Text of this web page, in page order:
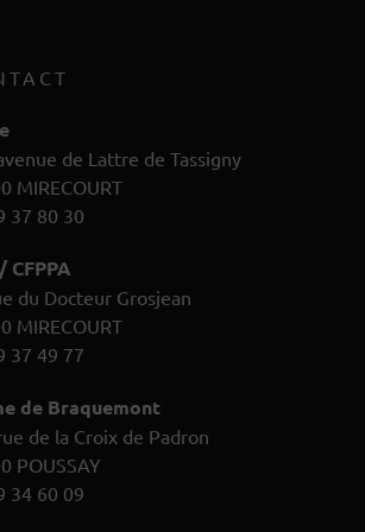
de Lattre de Tassigny
MIRECOURT
37 80 30
CFPPA
du Docteur Grosjean
MIRECOURT
37 49 77
de Braquemont
de la Croix de Padron
POUSSAY
34 60 09